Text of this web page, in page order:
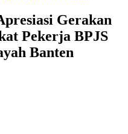
Gerakan
Pekerja BPJS
Banten